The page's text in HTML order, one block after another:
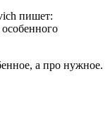
пишет:
а про нужное.